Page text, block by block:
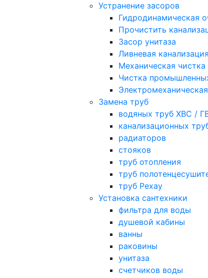
Устранение засоров
Гидродинамическая
Прочистить
Засор унитаза
Ливневая канализация
Механическая чистка
Чистка
Замена труб
водяных труб ХВС /
канализационных
радиаторов
стояков
труб отопления
труб
труб Рехау
Установка сантехники
фильтра для воды
душевой кабины
ванны
раковины
унитаза
счетчиков воды